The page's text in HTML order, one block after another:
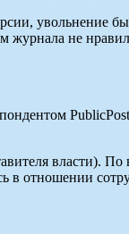
увольнение
журнала не
власти).
в отношении